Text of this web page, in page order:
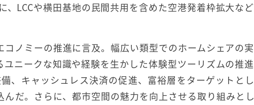
、LCCや横田基地の民間共用を含めた空港発着枠拡大な
ノミーの推進に言及。幅広い類型でのホームシェアの実
ニークな知識や経験を生かした体験型ツーリズムの推
、キャッシュレス決済の促進、富裕層をターゲットと
だ。さらに、都市空間の魅力を向上させる取り組みとし